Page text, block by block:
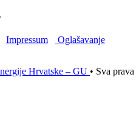
Impressum
Oglašavanje
Hrvatske – GU • Sva prava